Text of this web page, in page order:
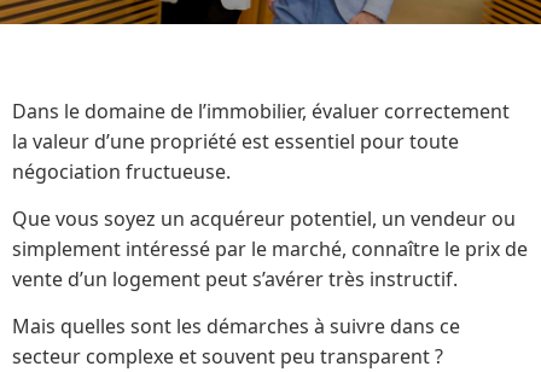
Dans le domaine de l’immobilier, évaluer correctement
la valeur d’une propriété est essentiel pour toute
négociation fructueuse.
Que vous soyez un acquéreur potentiel, un vendeur ou
simplement intéressé par le marché, connaître le prix de
vente d’un logement peut s’avérer très instructif.
Mais quelles sont les démarches à suivre dans ce
secteur complexe et souvent peu transparent ?